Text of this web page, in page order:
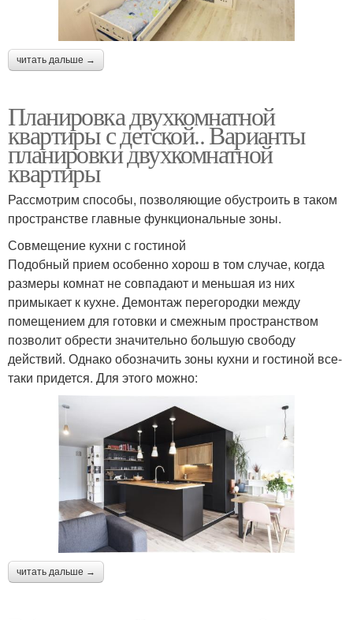
читать дальше →
Планировка двухкомнатной
квартиры с детской.. Варианты
планировки двухкомнатной
квартиры
Рассмотрим способы, позволяющие обустроить в таком
пространстве главные функциональные зоны.
Совмещение кухни с гостиной
Подобный прием особенно хорош в том случае, когда
размеры комнат не совпадают и меньшая из них
примыкает к кухне. Демонтаж перегородки между
помещением для готовки и смежным пространством
позволит обрести значительно большую свободу
действий. Однако обозначить зоны кухни и гостиной все-
таки придется. Для этого можно:
читать дальше →